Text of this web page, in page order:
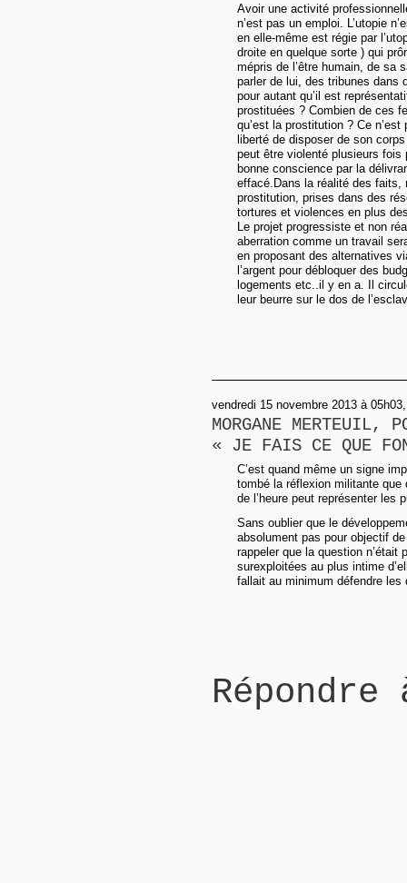
Avoir une activité
n’est pas un emploi. L’utopie
en elle-même est régie par
droite en quelque sorte ) qui
mépris de l’être humain, de sa
parler de lui, des tribunes dans
pour autant qu’il est
prostituées ? Combien de ces
qu’est la prostitution ? Ce
liberté de disposer de son
peut être violenté plusieurs fois
bonne conscience par la
effacé.Dans la réalité des faits,
prostitution, prises dans des
tortures et violences en plus
Le projet progressiste et non
aberration comme un travail
en proposant des alternatives
l’argent pour débloquer des
logements etc..il y en a. Il
leur beurre sur le dos de
vendredi 15 novembre 2013 à
MORGANE MERTEUIL,
« JE FAIS CE QUE
C’est quand même un signe
tombé la réflexion militante que
de l’heure peut représenter les
Sans oublier que le
absolument pas pour objectif
rappeler que la question n’était
surexploitées au plus intime
fallait au minimum défendre